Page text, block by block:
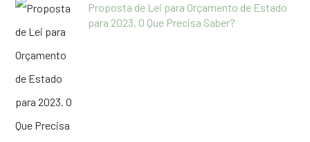
Proposta de Lei para Orçamento de Estado
para 2023. O Que Precisa Saber?